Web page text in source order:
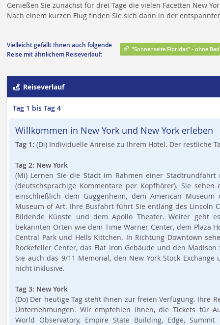
Genießen Sie zunächst für drei Tage die vielen Facetten New
Nach einem kurzen Flug finden Sie sich dann in der
Vielleicht gefällt Ihnen auch folgende
Reise mit ähnlichem Reiseverlauf:
"Sonnenseite Floridas" - ohne
Reiseverlauf
Tag 1 bis Tag 4
Willkommen in New York und New York erleben
Tag 1: (Di) Individuelle Anreise zu Ihrem Hotel. Der restliche
Tag 2: New York
(Mi) Lernen Sie die Stadt im Rahmen einer
(deutschsprachige Kommentare per Kopfhörer). Sie
einschließlich dem Guggenheim, dem American
Museum of Art. Ihre Busfahrt führt Sie entlang des Lincoln
Bildende Künste und dem Apollo Theater. Weiter geht
bekannten Orten wie dem Time Warner Center, dem Plaza
Central Park und Hells Kittchen. In Richtung Downtown
Rockefeller Center, das Flat Iron Gebäude und den
Sie auch das 9/11 Memorial, den New York Stock
nicht inklusive.
Tag 3: New York
(Do) Der heutige Tag steht Ihnen zur freien Verfügung. Ihre
Unternehmungen. Wir empfehlen Ihnen, die Tickets für
World Observatory, Empire State Building, Edge,